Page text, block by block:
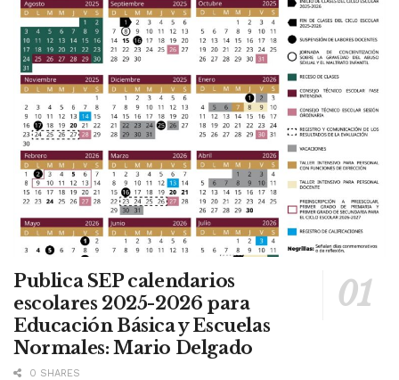
Publica SEP calendarios
escolares 2025-2026 para
Educación Básica y Escuelas
Normales: Mario Delgado
0 SHARES